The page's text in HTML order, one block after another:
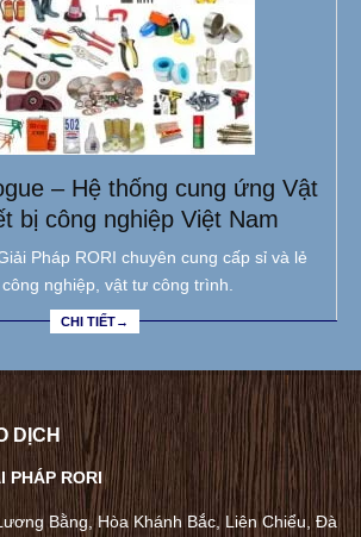
– Hệ thống cung ứng Vật
bị công nghiệp Việt Nam
Pháp RORI chuyên cung cấp sỉ và lẻ
nghiệp, vật tư công trình.
CHI TIẾT→
DỊCH
PHÁP RORI
Bằng, Hòa Khánh Bắc, Liên Chiểu, Đà